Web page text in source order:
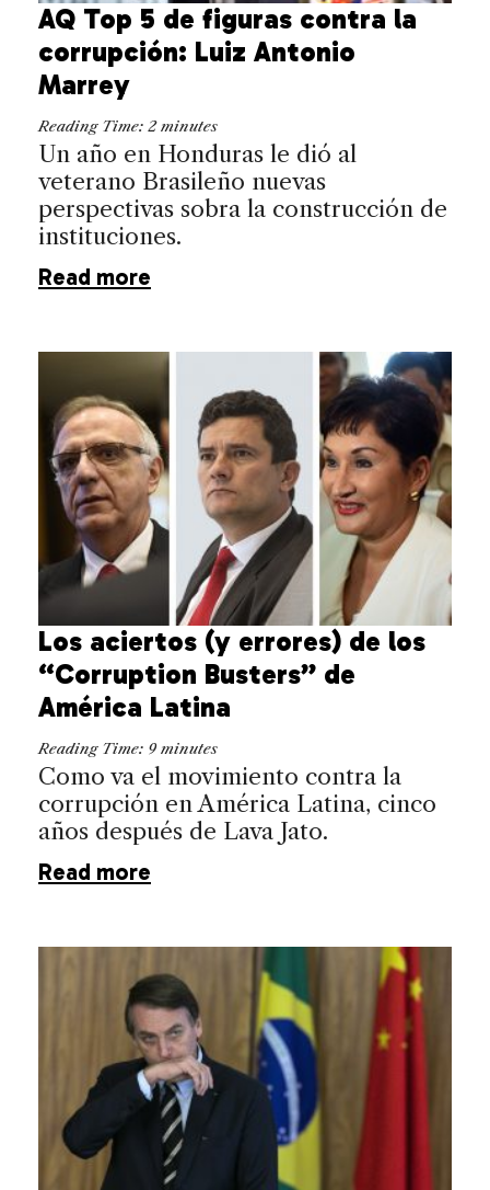
AQ Top 5 de figuras contra la
corrupción: Luiz Antonio
Marrey
Reading Time: 2 minutes
Un año en Honduras le dió al
veterano Brasileño nuevas
perspectivas sobra la construcción de
instituciones.
Read more
Los aciertos (y errores) de los
“Corruption Busters” de
América Latina
Reading Time: 9 minutes
Como va el movimiento contra la
corrupción en América Latina, cinco
años después de Lava Jato.
Read more